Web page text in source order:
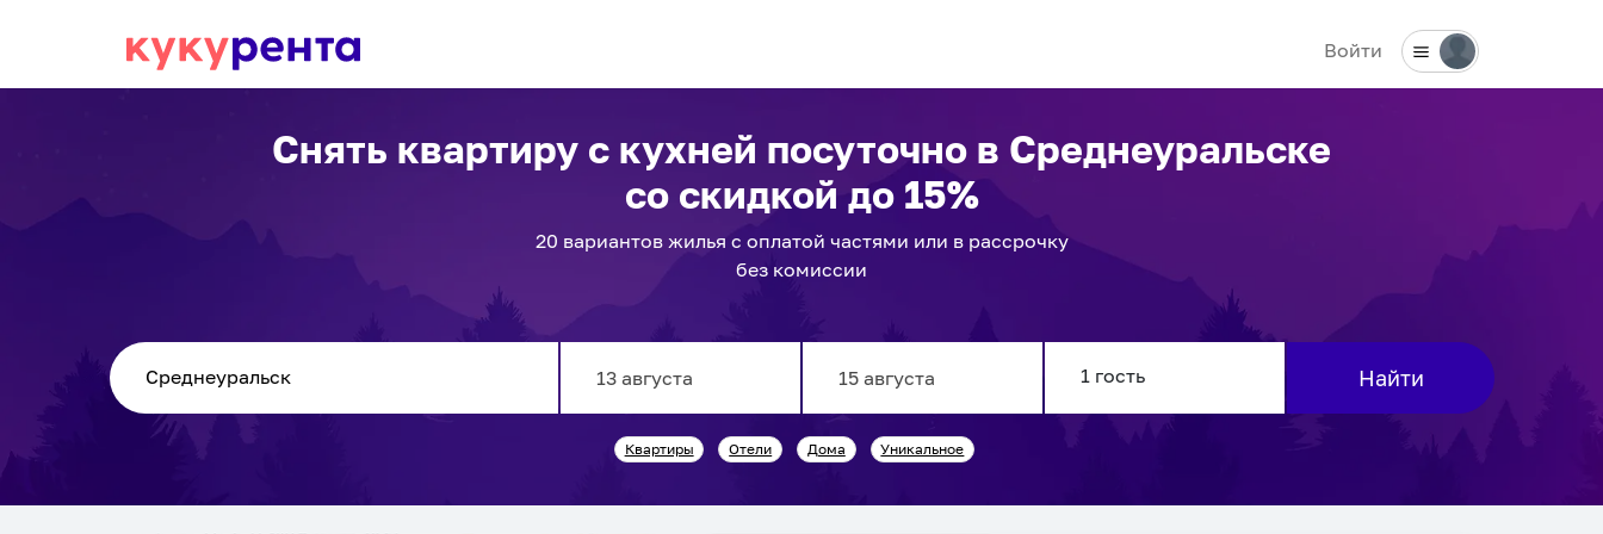
Войти
Снять квартиру с кухней посуточно в Среднеуральске
со скидкой до 15%
20 вариантовжилья с оплатой частями или в рассрочку
без комиссии
forward
interact
backward
interact
Найти
Квартиры Отели Дома Уникальное